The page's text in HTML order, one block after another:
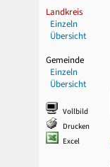
Landkreis
Einzeln
Übersicht
Gemeinde
Einzeln
Übersicht
Vollbild
Drucken
Excel